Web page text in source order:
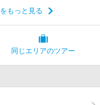
もっと見る
同じエリアのツアー